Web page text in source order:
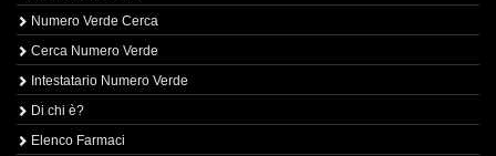
Numero Verde Cerca
Cerca Numero Verde
Intestatario Numero Verde
Di chi è?
Elenco Farmaci